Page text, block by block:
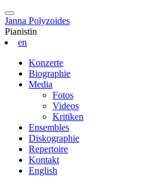
Janna Polyzoides
Pianistin
en
Konzerte
Biographie
Media
Fotos
Videos
Kritiken
Ensembles
Diskographie
Repertoire
Kontakt
English